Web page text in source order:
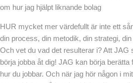
om hur jag hjälpt liknande bolag
HUR mycket mer värdefullt är inte ett
din process, din metodik, din strategi,
Och vet du vad det resulterar i? Att JAG
börja jobba åt dig! JAG kan börja
hur du jobbar. Och när jag hör någon i